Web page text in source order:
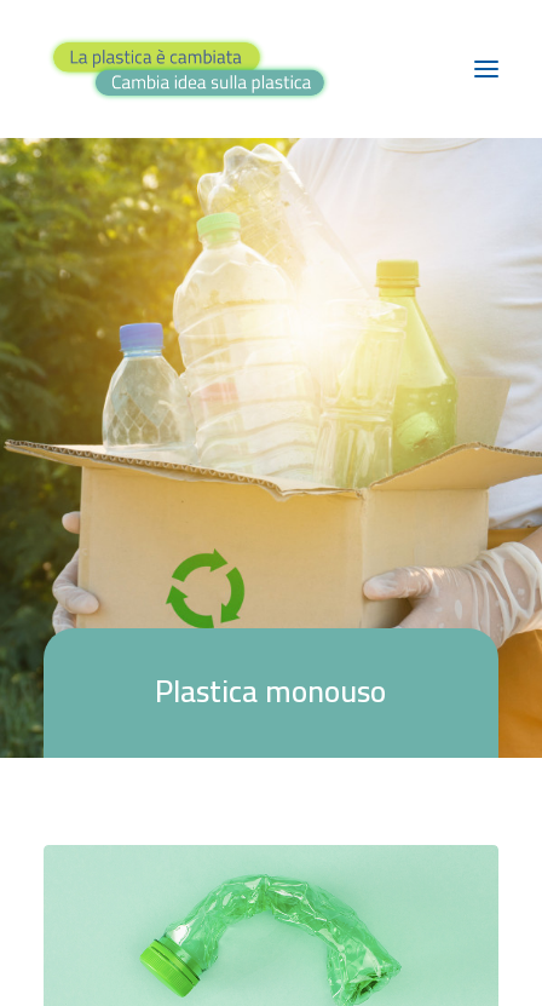
BLOG
PROGETTI
TEATRO
RASSEGNA STAMPA
FAI IL QUIZ!
CONTATTI
Plasticamonouso